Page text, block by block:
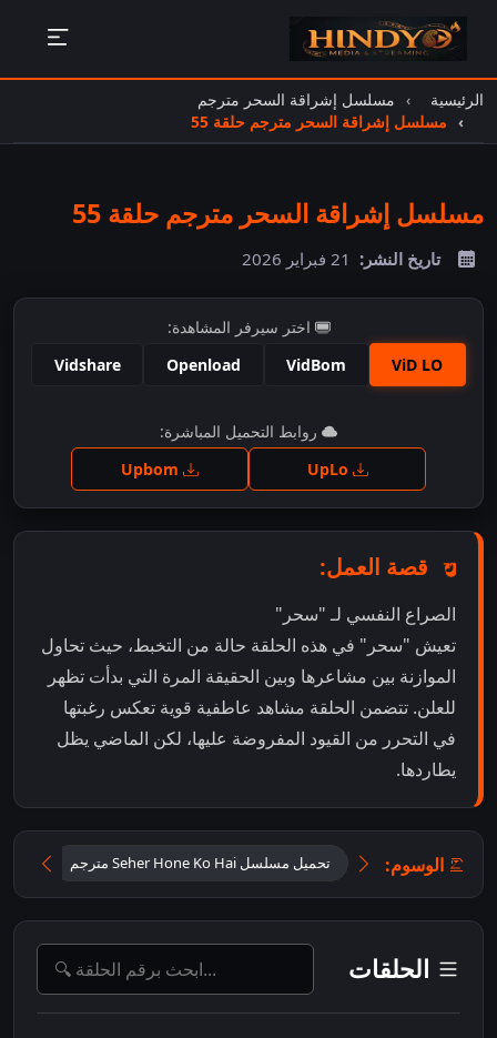
الرئيسية
مسلسل إشراقة السحر مترجم
مسلسل إشراقة السحر مترجم حلقة 55
مسلسل إشراقة السحر مترجم حلقة 55
تاريخ النشر: 21 فبراير 2026
اختر سيرفر المشاهدة:
ViD LO
VidBom
Openload
Vidshare
اضغط للمشاهدة
روابط التحميل المباشرة:
قصة العمل:
الصراع النفسي لـ "سحر"
تعيش "سحر" في هذه الحلقة حالة من التخبط، حيث تحاول
الموازنة بين مشاعرها وبين الحقيقة المرة التي بدأت تظهر
للعلن. تتضمن الحلقة مشاهد عاطفية قوية تعكس رغبتها
في التحرر من القيود المفروضة عليها، لكن الماضي يظل
يطاردها.
الوسوم: تحميل مسلسل Seher Hone Ko Hai مترجم
الحلقات